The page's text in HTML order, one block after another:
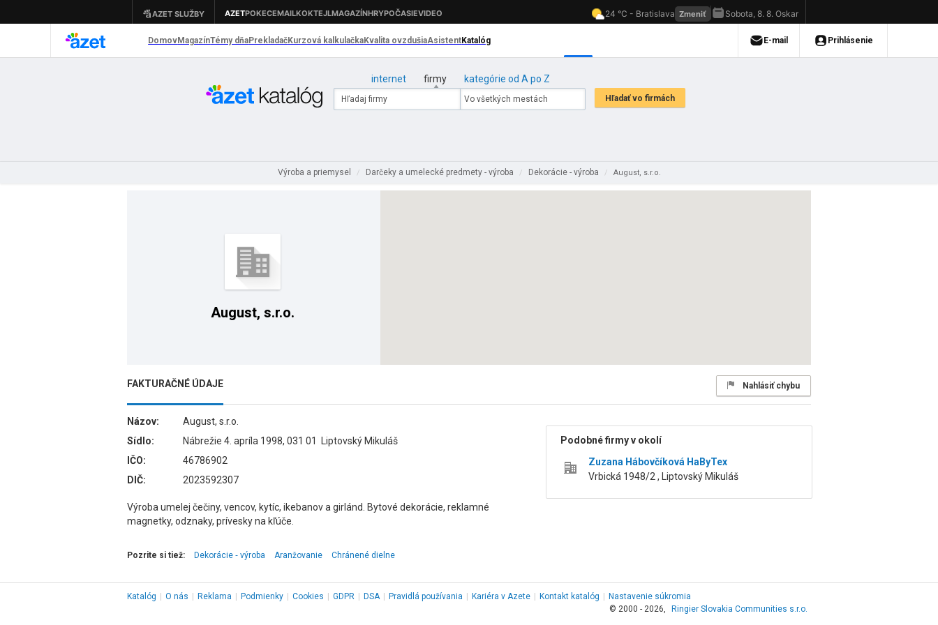
internet firmy kategórie od A po Z
Výroba a priemysel / Darčeky a umelecké predmety - výroba / Dekorácie - výroba / August, s.r.o.
August, s.r.o.
FAKTURAČNÉ ÚDAJE Nahlásiť chybu
Názov:
August, s.r.o.
Sídlo:
Nábrežie 4. apríla 1998, 031 01 Liptovský Mikuláš
IČO:
46786902
DIČ:
2023592307
Výroba umelej čečiny, vencov, kytíc, ikebanov a girlánd. Bytové dekorácie, reklamné
magnetky, odznaky, prívesky na kľúče.
Podobné firmy v okolí
Zuzana Hábovčíková HaByTex
Vrbická 1948/2 , Liptovský Mikuláš
Pozrite si tiež: Dekorácie ‑ výroba Aranžovanie Chránené dielne
Katalóg O nás Reklama Podmienky Cookies GDPR DSA Pravidlá používania Kariéra v Azete Kontakt katalóg
Nastavenie súkromia
© 2000 - 2026,
Ringier Slovakia Communities s.r.o.